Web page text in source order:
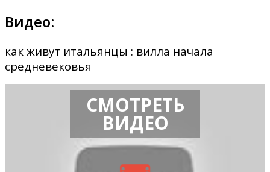
Видео:
как живут итальянцы : вилла начала
средневековья
СМОТРЕТЬ
ВИДЕО